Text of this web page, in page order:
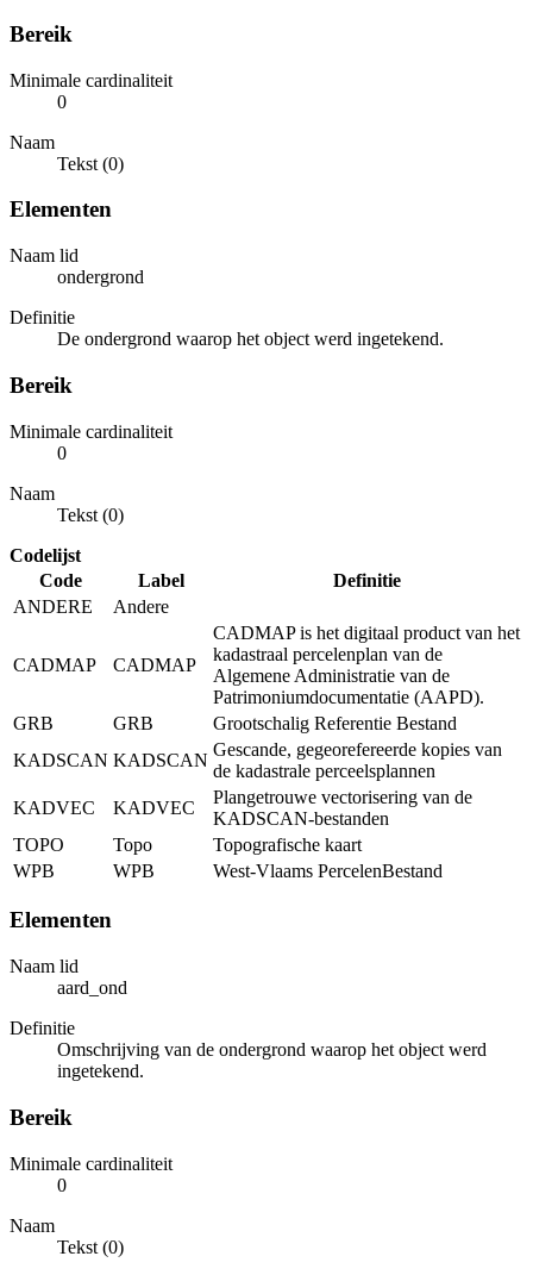
Bereik
Minimale cardinaliteit
0
Naam
Tekst (0)
Elementen
Naam lid
ondergrond
Definitie
De ondergrond waarop het object werd ingetekend.
Bereik
Minimale cardinaliteit
0
Naam
Tekst (0)
Codelijst
Code
Label
Definitie
ANDERE
Andere
CADMAP CADMAP
CADMAP is het digitaal product van het
kadastraal percelenplan van de
Algemene Administratie van de
Patrimoniumdocumentatie (AAPD).
GRB
GRB
Grootschalig Referentie Bestand
KADSCAN KADSCAN
Gescande, gegeorefereerde kopies van
de kadastrale perceelsplannen
KADVEC
KADVEC
Plangetrouwe vectorisering van de
KADSCAN-bestanden
TOPO
Topo
Topografische kaart
WPB
WPB West-Vlaams PercelenBestand
Elementen
Naam lid
aard_ond
Definitie
Omschrijving van de ondergrond waarop het object werd
ingetekend.
Bereik
Minimale cardinaliteit
0
Naam
Tekst (0)